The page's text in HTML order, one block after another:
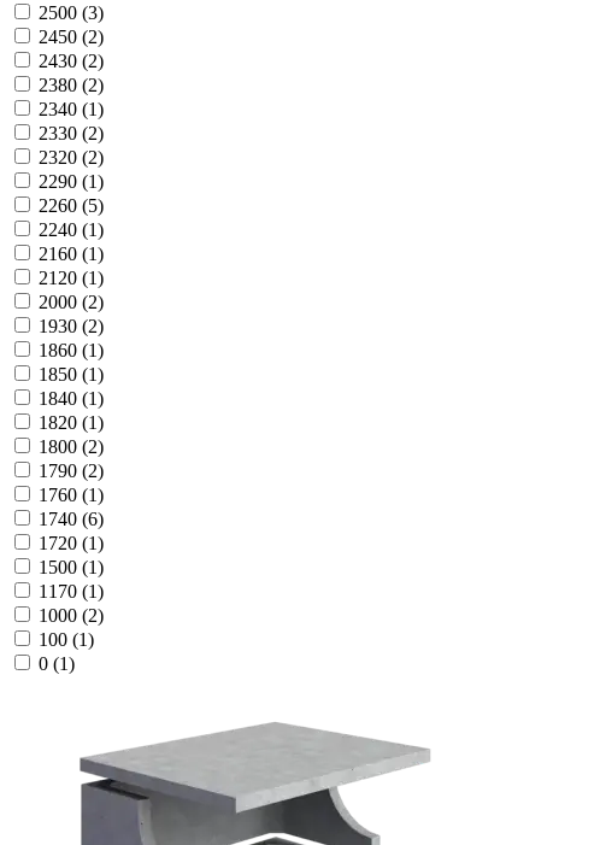
2500 (3)
2450 (2)
2430 (2)
2380 (2)
2340 (1)
2330 (2)
2320 (2)
2290 (1)
2260 (5)
2240 (1)
2160 (1)
2120 (1)
2000 (2)
1930 (2)
1860 (1)
1850 (1)
1840 (1)
1820 (1)
1800 (2)
1790 (2)
1760 (1)
1740 (6)
1720 (1)
1500 (1)
1170 (1)
1000 (2)
100 (1)
0 (1)